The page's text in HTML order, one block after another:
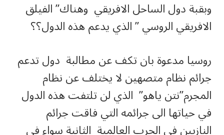
وبقبة دول الساحل الافريقي وهناك” الفيلق
الافريقي الروسي ” الذي يدعم هذه الدول؟؟
روسيا مدعوة بان تكف عن مطالبة دول تدعم
جرائم نظام متصهين لا يختلف عن نظام
المجرم”نتن ياهو” الذي لن تلتفت هذه الدول
في حياتها الى جرائمه التي فاقت جرائم